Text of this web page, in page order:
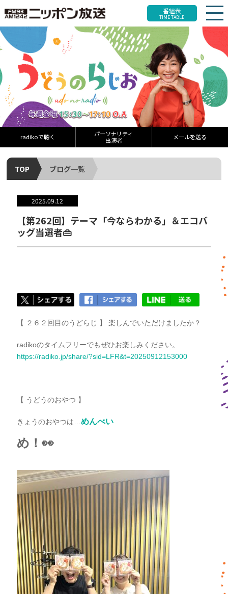
番組表
TIME TABLE
radikoで聴く
パーソナリティ
出演者
メールを送る
TOP ブログ一覧
2025.09.12
【第262回】テーマ「今ならわかる」＆エコバ
ッグ当選者👜
【 ２６２回目のうどらじ 】 楽しんでいただけましたか？
radikoのタイムフリーでもぜひお楽しみください。
https://radiko.jp/share/?sid=LFR&t=20250912153000
【 うどうのおやつ 】
きょうのおやつは…めんべい
め！👀